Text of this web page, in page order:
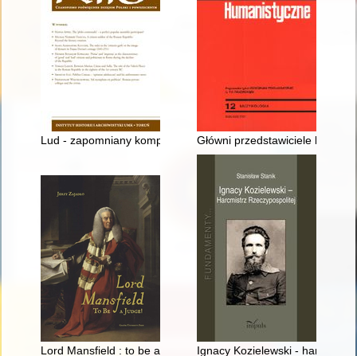
Lud - zapomniany komponent polskiej historii
Główni przedstawiciele
Lord Mansfield : to be a judge! Ignacy Kozielewski -